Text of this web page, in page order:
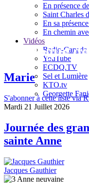
En présence
Saint Charles
En sa
En chemin
Vidéos
Radio-Canada
YouTube
ECDQ.TV
Sel et Lumière
KTO.tv
Georgette
Le blogue
Marie
S'abonner à cette liste via
Mardi 21 Juillet 2026
Journée des
sainte Anne
Jacques Gauthier